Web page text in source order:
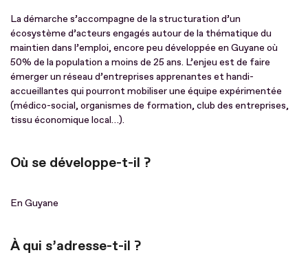
La démarche s’accompagne de la structuration d’un
écosystème d’acteurs engagés autour de la thématique du
maintien dans l’emploi, encore peu développée en Guyane où
50% de la population a moins de 25 ans. L’enjeu est de faire
émerger un réseau d’entreprises apprenantes et handi-
accueillantes qui pourront mobiliser une équipe expérimentée
(médico-social, organismes de formation, club des entreprises,
tissu économique local…).
Où se développe-t-il ?
En Guyane
À qui s’adresse-t-il ?